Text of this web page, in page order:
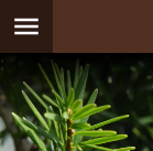
跳到主要內容區塊
進
階試